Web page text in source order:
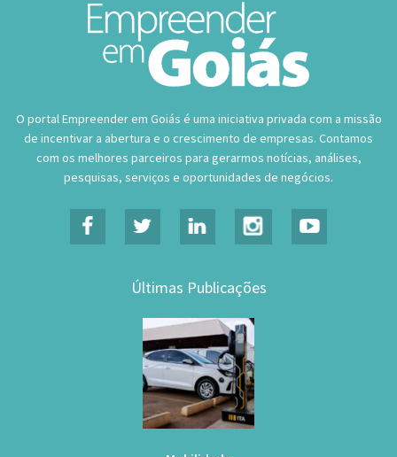
O portal Empreender em Goiás é uma iniciativa privada com a missão
de incentivar a abertura e o crescimento de empresas. Contamos
com os melhores parceiros para gerarmos notícias, análises,
pesquisas, serviços e oportunidades de negócios.
Últimas Publicações